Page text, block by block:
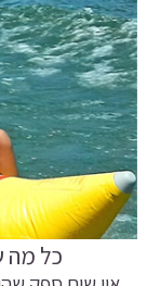
כל מה